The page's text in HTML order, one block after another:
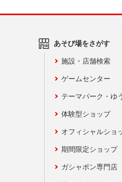
あそび場をさがす
施設・店舗検索
ゲームセンター
テーマパーク・ゆ
体験型ショップ
オフィシャルショ
期間限定ショップ
ガシャポン専門店